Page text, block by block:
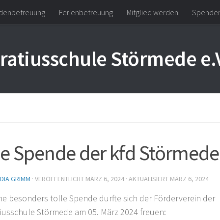
Ferienbetreuung Mitglied werden
Störmede
Spende der kfd Störmede
GRIMM · VERÖFFENTLICHT MÄRZ 6, 2024 · AKTUALISIERT MÄRZ 6, 2024
besonders tolle Spende durfte sich der Förderverein der
Störmede am 05. März 2024 freuen: